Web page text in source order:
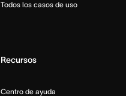
Todos los casos de uso
Recursos
Centro de ayuda